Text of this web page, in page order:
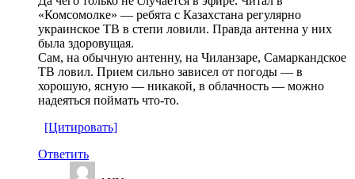
«Комсомолке» — ребята с Казахстана регулярно
украинское ТВ в степи ловили. Правда антенна у них
была здоровущая.
Сам, на обычную антенну, на Чиланзаре, Самаркандское
ТВ ловил. Прием сильно зависел от погоды — в
хорошую, ясную — никакой, в облачность — можно
надеяться поймать что-то.
[Цитировать]
Ответить